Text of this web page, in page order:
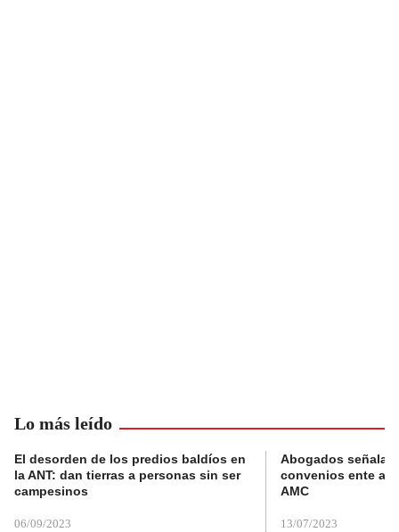
Lo más leído
El desorden de los predios baldíos en
la ANT: dan tierras a personas sin ser
campesinos
06/09/2023
Abogados
convenios ente
AMC
13/07/2023